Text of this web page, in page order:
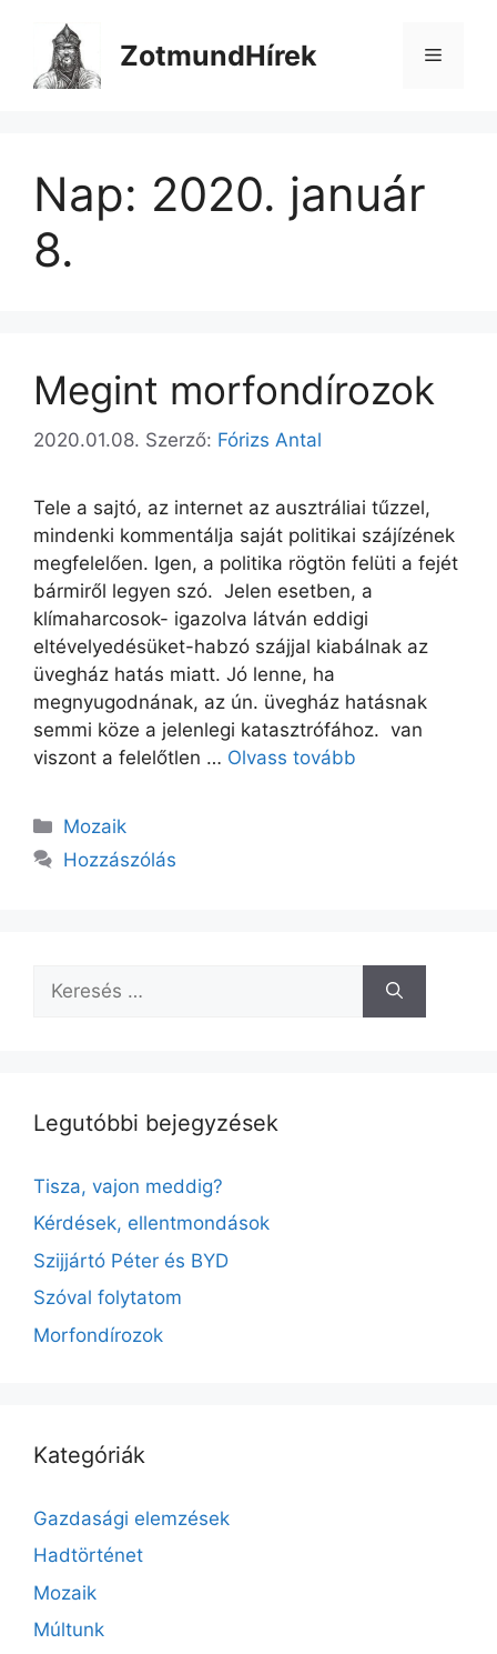
tartalomba
ZotmundHírek Menü
Nap: 2020. január
8.
Megint morfondírozok
2020.01.08. Szerző: Fórizs Antal
Tele a sajtó, az internet az ausztráliai tűzzel,
mindenki kommentálja saját politikai szájízének
megfelelően. Igen, a politika rögtön felüti a fejét
bármiről legyen szó. Jelen esetben, a
klímaharcosok- igazolva látván eddigi
eltévelyedésüket-habzó szájjal kiabálnak az
üvegház hatás miatt. Jó lenne, ha
megnyugodnának, az ún. üvegház hatásnak
semmi köze a jelenlegi katasztrófához. van
viszont a felelőtlen … Olvass tovább
Kategória
Mozaik
Hozzászólás
Keresés:
Legutóbbi bejegyzések
Tisza, vajon meddig?
Kérdések, ellentmondások
Szijjártó Péter és BYD
Szóval folytatom
Morfondírozok
Kategóriák
Gazdasági elemzések
Hadtörténet
Mozaik
Múltunk